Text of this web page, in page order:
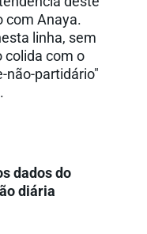
com Anaya.
linha, sem
colida com o
não-partidário"
dados do
diária